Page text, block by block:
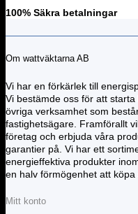
100% Säkra betalningar
Om wattväktarna AB
Vi har en förkärlek till
Vi bestämde oss för att
övriga verksamhet som
fastighetsägare. Framförallt
företag och erbjuda våra
garantier på. Vi har ett
energieffektiva produkter
en halv förmögenhet att
Mitt konto